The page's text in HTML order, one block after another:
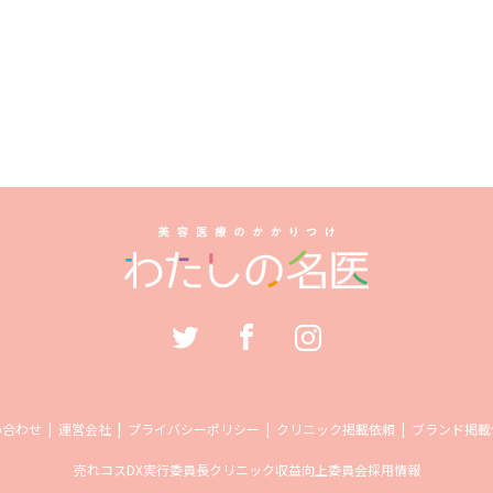
わせ 運営会社 プライバシーポリシー クリニック掲載依頼 ブランド掲
売れコスDX実行委員長クリニック収益向上委員会採用情報